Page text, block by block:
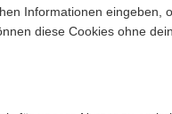
Informationen eingeben,
diese Cookies ohne